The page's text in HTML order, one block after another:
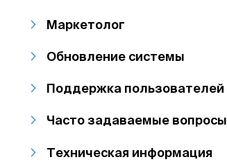
Маркетолог
Обновление системы
Поддержка пользователей
Часто задаваемые вопросы
Техническая информация